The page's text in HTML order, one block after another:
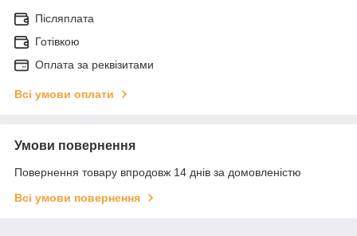
Післяплата
Готівкою
Оплата за реквізитами
Всі умови оплати
Умови повернення
Повернення товару впродовж 14 днів за домовленістю
Всі умови повернення